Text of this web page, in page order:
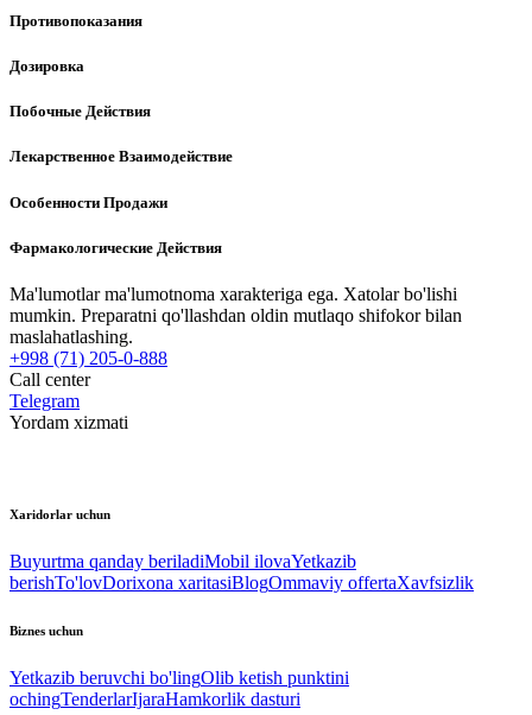
Противопоказания
Дозировка
Побочные Действия
Лекарственное Взаимодействие
Особенности Продажи
Фармакологические Действия
Ma'lumotlar ma'lumotnoma xarakteriga ega. Xatolar bo'lishi
mumkin. Preparatni qo'llashdan oldin mutlaqo shifokor bilan
maslahatlashing.
+998 (71) 205-0-888
Call center
Telegram
Yordam xizmati
Xaridorlar uchun
Buyurtma qanday beriladiMobil ilovaYetkazib
berishTo'lovDorixona xaritasiBlogOmmaviy offertaXavfsizlik
Biznes uchun
Yetkazib beruvchi bo'lingOlib ketish punktini
ochingTenderlarIjaraHamkorlik dasturi